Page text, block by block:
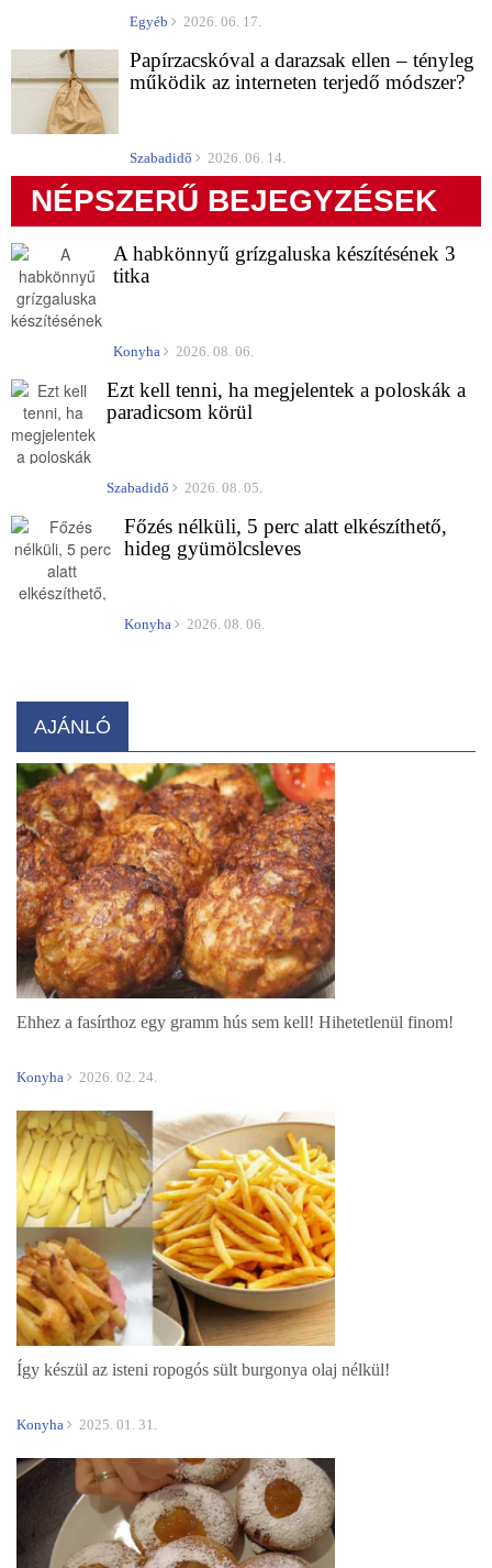
Egyéb 2026. 06. 17.
Papírzacskóval a darazsak ellen – tényleg
működik az interneten terjedő módszer?
Szabadidő 2026. 06. 14.
NÉPSZERŰ BEJEGYZÉSEK
A habkönnyű grízgaluska készítésének 3
titka
Konyha 2026. 08. 06.
Ezt kell tenni, ha megjelentek a poloskák a
paradicsom körül
Szabadidő 2026. 08. 05.
Főzés nélküli, 5 perc alatt elkészíthető,
hideg gyümölcsleves
Konyha 2026. 08. 06.
AJÁNLÓ
Ehhez a fasírthoz egy gramm hús sem kell! Hihetetlenül finom!
Konyha 2026. 02. 24.
Így készül az isteni ropogós sült burgonya olaj nélkül!
Konyha 2025. 01. 31.